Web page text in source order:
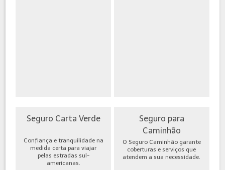
Seguro Carta Verde
Confiança e tranquilidade na
medida certa para viajar
pelas estradas sul-
americanas.
Seguro para
Caminhão
O Seguro Caminhão garante
coberturas e serviços que
atendem a sua necessidade.